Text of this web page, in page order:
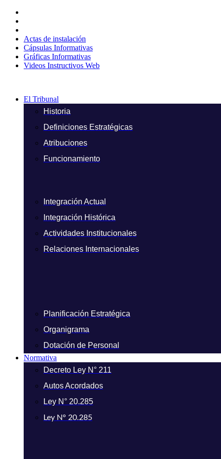
contenido
Actas de instalación
Cápsulas Informativas
Gráficas Informativas
Videos Instructivos Web
El Tribunal
Historia
Definiciones Estratégicas
Atribuciones
Funcionamiento
Integración Actual
Integración Histórica
Actividades Institucionales
Relaciones Internacionales
Planificación Estratégica
Organigrama
Dotación de Personal
Normativa
Decreto Ley N° 211
Autos Acordados
Ley N° 20.285
Ley N° 20.285